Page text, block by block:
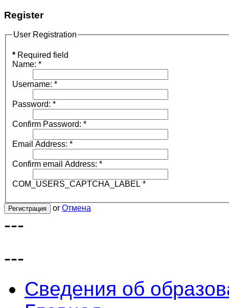
Register
User Registration
* Required field
Name: *
Username: *
Password: *
Confirm Password: *
Email Address: *
Confirm email Address: *
COM_USERS_CAPTCHA_LABEL *
Регистрация or Отмена
---
---
Сведения об